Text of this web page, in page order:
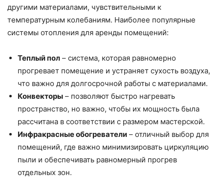
другими материалами, чувствительными к
температурным колебаниям. Наиболее популярные
системы отопления для аренды помещений:
Теплый пол – система, которая равномерно
прогревает помещение и устраняет сухость воздуха,
что важно для долгосрочной работы с материалами.
Конвекторы – позволяют быстро нагревать
пространство, но важно, чтобы их мощность была
рассчитана в соответствии с размером мастерской.
Инфракрасные обогреватели – отличный выбор для
помещений, где важно минимизировать циркуляцию
пыли и обеспечивать равномерный прогрев
отдельных зон.